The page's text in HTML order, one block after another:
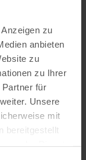
zu
anbieten
zu
zu Ihrer
für
Unsere
mit
bereitgestellt